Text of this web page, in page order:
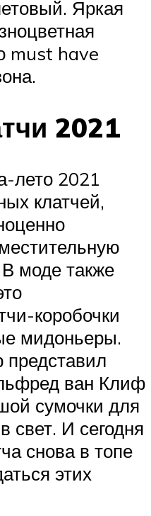
Яркая
must have
2021
лето 2021
клатчей,
моде также
коробочки
мидоньеры.
ван Клиф
сумочки для
свет. И сегодня
снова в топе
этих